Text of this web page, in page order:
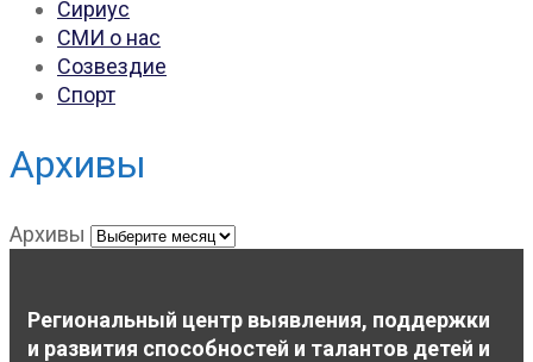
Сириус
СМИ о нас
Созвездие
Спорт
Архивы
Архивы
Региональный центр выявления, поддержки
и развития способностей и талантов детей и